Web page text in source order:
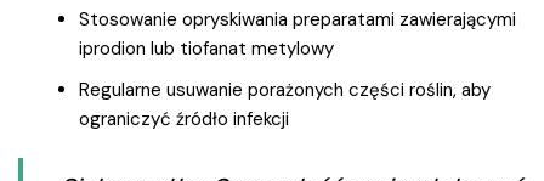
Stosowanie opryskiwania preparatami zawierającymi
iprodion lub tiofanat metylowy
Regularne usuwanie porażonych części roślin, aby
ograniczyć źródło infekcji